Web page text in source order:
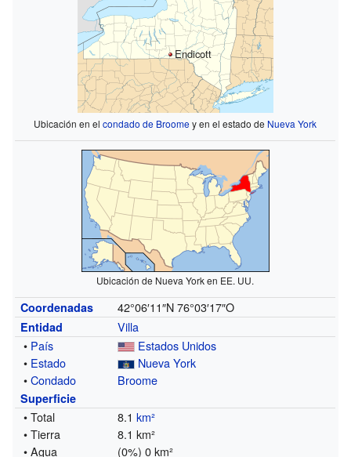
Endicott
Ubicación en elcondado de Broomey en el estado de Nueva York
Ubicación de Nueva York en EE. UU.
Coordenadas 42°06′11″N 76°03′17″O
Entidad
Villa
• País
Estados Unidos
• Estado
Nueva York
•Condado Broome
Superficie
• Total 8.1km²
• Tierra
8.1 km²
• Agua
(0%) 0 km²